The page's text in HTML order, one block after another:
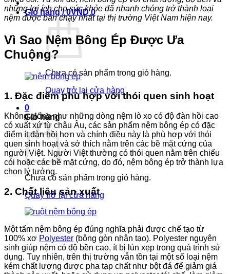
Giỏ hàng /0VND 0
Chưa có sản phẩm trong giỏ hàng.
Quay trở lại cửa hàng
0
Giỏ hàng
Chưa có sản phẩm trong giỏ hàng.
Quay trở lại cửa hàng
những lợi ích cho sức khỏe đã nhanh chóng trở thành loại
nệm được bán chạy nhất tại thị trường Việt Nam hiện nay.
Vì Sao Nệm Bông Ép Được Ưa
Chuộng?
1. Đặc điểm phù hợp với thói quen sinh hoạt
Không giống như những dòng nệm lò xo có độ đàn hồi cao
có xuất xứ từ châu Âu, các sản phẩm nệm bông ép có đặc
điểm ít đàn hồi hơn và chính điều này là phù hợp với thói
quen sinh hoạt và sở thích nằm trên các bề mặt cứng của
người Việt. Người Việt thường có thói quen nằm trên chiếu
cói hoặc các bề mặt cứng, do đó, nệm bông ép trở thành lựa
chọn lý tưởng.
2. Chất liệu sản xuất
Một tấm nệm bông ép đúng nghĩa phải được chế tạo từ
100% xơ Polyester (bông gòn nhân tạo). Polyester nguyên
sinh giúp nệm có độ bền cao, ít bị lún xẹp trong quá trình sử
dụng. Tuy nhiên, trên thị trường vẫn tồn tại một số loại nệm
kém chất lượng được pha tạp chất như bột đá để giảm giá